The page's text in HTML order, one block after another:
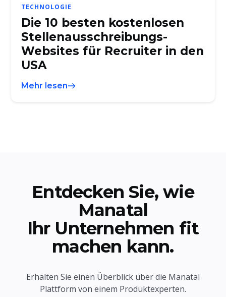
TECHNOLOGIE
Die 10 besten kostenlosen
Stellenausschreibungs-
Websites für Recruiter in den
USA
Mehr lesen
Entdecken Sie, wie
Manatal
Ihr Unternehmen fit
machen kann.
Erhalten Sie einen Überblick über die Manatal
Plattform von einem Produktexperten.